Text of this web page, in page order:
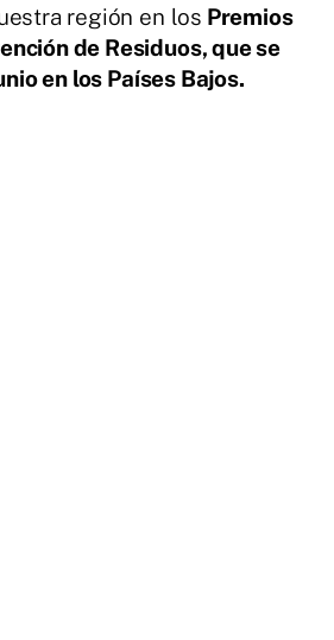
región en los Premios
de Residuos, que se
en los Países Bajos.